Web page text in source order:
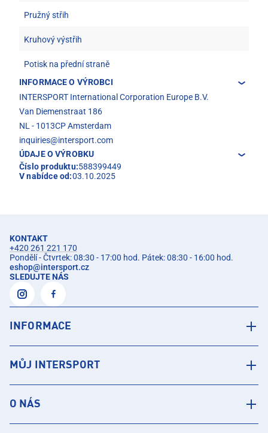
Pružný střih
Kruhový výstřih
Potisk na přední straně
INFORMACE O VÝROBCI
INTERSPORT International Corporation Europe B.V.
Van Diemenstraat 186
NL - 1013CP Amsterdam
inquiries@intersport.com
ÚDAJE O VÝROBKU
Číslo produktu:588399449
V nabídce od:03.10.2025
KONTAKT
+420 261 221 170
Pondělí - Čtvrtek: 08:30 - 17:00 hod. Pátek: 08:30 - 16:00 hod.
eshop@intersport.cz
SLEDUJTE NÁS
INFORMACE
MŮJ INTERSPORT
O NÁS